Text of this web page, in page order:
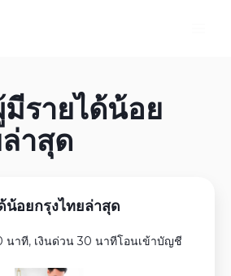
รายได้น้อย
าสุด
น้อยกรุงไทยล่าสุด
นาที, เงินด่วน 30 นาทีโอนเข้าบัญชี